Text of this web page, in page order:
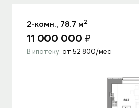
2-комн., 78.7 м2
11 000 000 ₽
В ипотеку: от 52 800/мес